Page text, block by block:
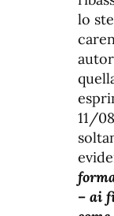
lo
11/
– ai